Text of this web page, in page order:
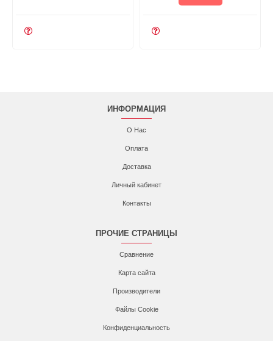
ИНФОРМАЦИЯ
О Нас
Оплата
Доставка
Личный кабинет
Контакты
ПРОЧИЕ СТРАНИЦЫ
Сравнение
Карта сайта
Производители
Файлы Cookie
Конфиденциальность